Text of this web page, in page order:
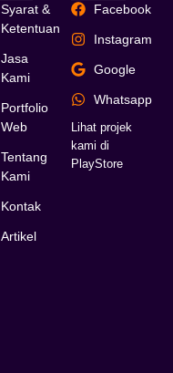
Syarat &
Ketentuan
Jasa
Kami
Portfolio
Web
Tentang
Kami
Kontak
Artikel
Facebook
Instagram
Google
Whatsapp
Lihat projek
kami di
PlayStore